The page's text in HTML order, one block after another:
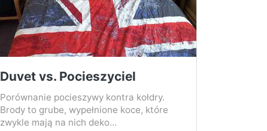
Duvet vs. Pocieszyciel
Porównanie pocieszywy kontra kołdry.
Brody to grube, wypełnione koce, które
zwykle mają na nich deko...